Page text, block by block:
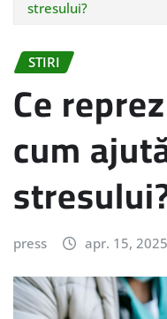
stresului?
STIRI
Ce
cum
press apr. 15, 2025